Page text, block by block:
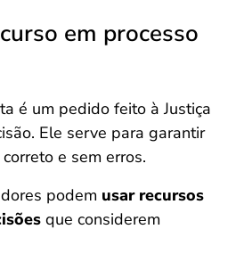
em processo
é um pedido feito à Justiça
Ele serve para garantir
e sem erros.
podem usar recursos
que considerem